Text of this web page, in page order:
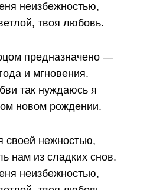
неизбежностью,
твоя любовь.
предназначено —
и мгновения.
так нуждаюсь я
новом рождении.
своей нежностью,
нам из сладких снов.
неизбежностью,